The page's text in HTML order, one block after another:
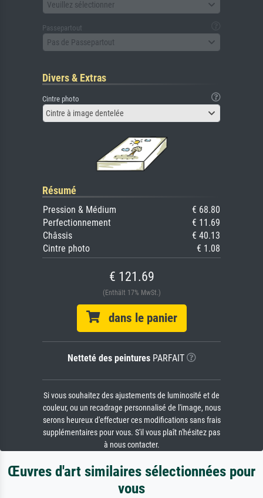
Veuillez sélectionner
Passepartout
Pas de Passepartout
Divers & Extras
Cintre photo
Cintre à image dentelée
Résumé
Pression & Médium
€ 68.80
Perfectionnement
€ 11.69
Châssis
€ 40.13
Cintre photo
€ 1.08
€ 121.69
(Enthält 17% MwSt.)
dans le panier
Netteté des peinturesPARFAIT
Si vous souhaitez des ajustements de luminosité et de
couleur, ou un recadrage personnalisé de l'image, nous
serons heureux d'effectuer ces modifications sans frais
supplémentaires pour vous. S'il vous plaît n'hésitez pas
à nous contacter.
Œuvres d'art similaires sélectionnées pour
vous